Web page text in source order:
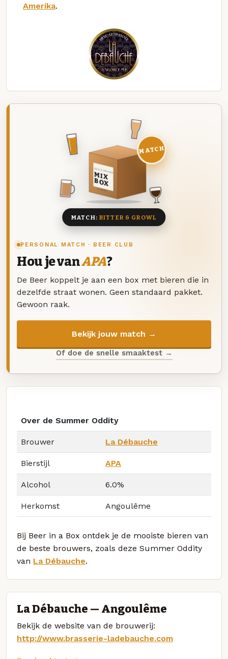
Amerika.
PERSONAL MATCH · BEER CLUB
Hou je vanAPA?
De Beer koppelt je aan een box met bieren die in
dezelfde straat wonen. Geen standaard pakket.
Gewoon raak.
Bekijk jouw match →
Of doe de snelle smaaktest →
DEZE MAAND
MIX
BOX
8 BIEREN
MATCH
MATCH: BITTER & GROWL
Over de Summer Oddity
Brouwer La Débauche
Bierstijl APA
Alcohol 6.0%
Herkomst Angoulême
Bij Beer in a Box ontdek je de mooiste bieren van
de beste brouwers, zoals deze Summer Oddity
van La Débauche.
La Débauche — Angoulême
Bekijk de website van de brouwerij:
http://www.brasserie-ladebauche.com